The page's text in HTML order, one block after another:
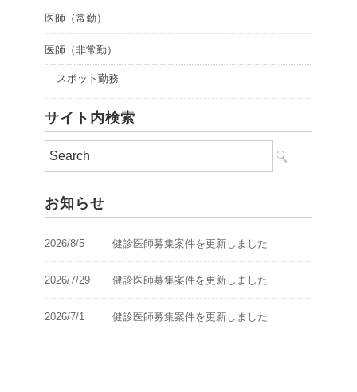
医師（常勤）
医師（非常勤）
スポット勤務
サイト内検索
お知らせ
2026/8/5 健診医師募集案件を更新しました
2026/7/29 健診医師募集案件を更新しました
2026/7/1 健診医師募集案件を更新しました